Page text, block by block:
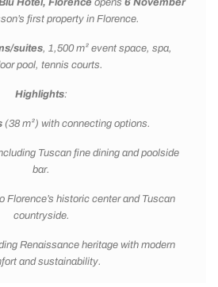
Hotel, Florence opens 6 November
first property in Florence.
suites, 1,500 m² event space, spa,
pool, tennis courts.
Highlights:
(38 m²) with connecting options.
Tuscan fine dining and poolside
bar.
Florence’s historic center and Tuscan
countryside.
Renaissance heritage with modern
and sustainability.